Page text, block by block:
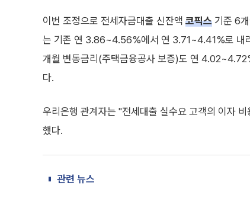
이번 조정으로 전세자금대출 신잔액 코픽스 기준 6
는 기존 연 3.86~4.56%에서 연 3.71~4.41%로 내
개월 변동금리(주택금융공사 보증)도 연
다.
우리은행 관계자는 "전세대출 실수요 고객의 이자
했다.
관련 뉴스